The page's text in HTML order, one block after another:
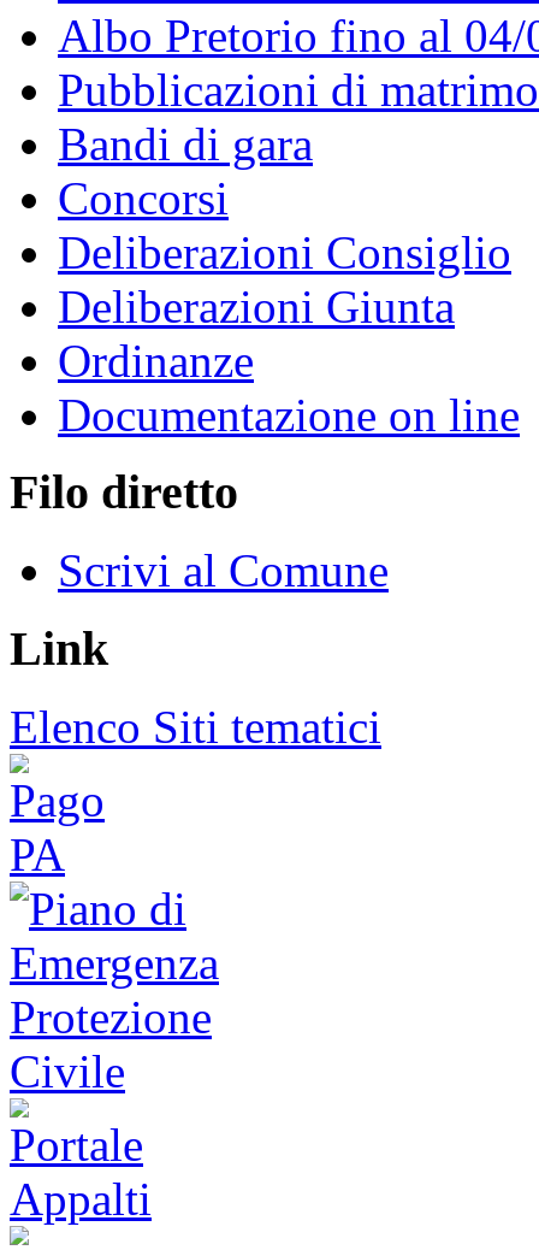
Albo Pretorio fino al 04/
Pubblicazioni di
Bandi di gara
Concorsi
Deliberazioni Consiglio
Deliberazioni Giunta
Ordinanze
Documentazione on line
Filo diretto
Scrivi al Comune
Link
Elenco Siti tematici